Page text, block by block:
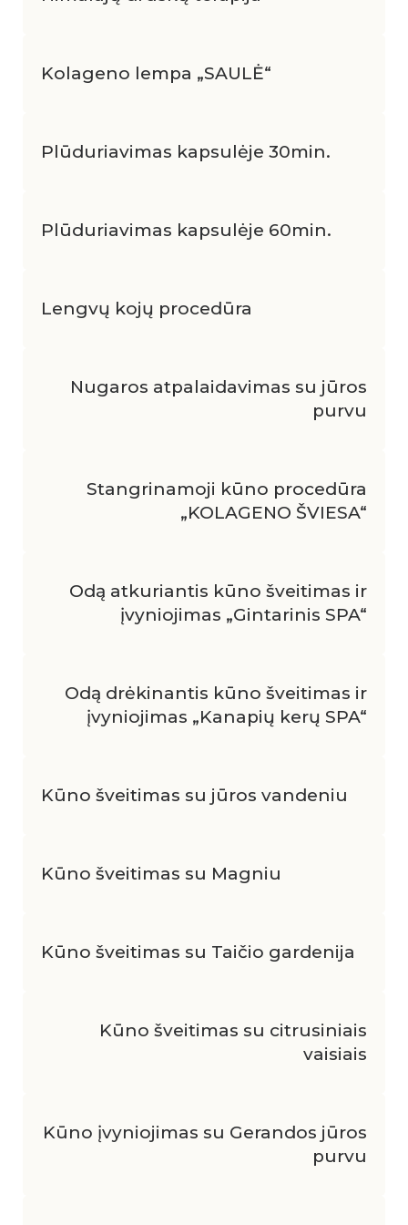
Kolageno lempa „SAULĖ“
Plūduriavimas kapsulėje 30min.
Plūduriavimas kapsulėje 60min.
Lengvų kojų procedūra
Nugaros atpalaidavimas su jūros
purvu
Stangrinamoji kūno procedūra
„KOLAGENO ŠVIESA“
Odą atkuriantis kūno šveitimas ir
įvyniojimas „Gintarinis SPA“
Odą drėkinantis kūno šveitimas ir
įvyniojimas „Kanapių kerų SPA“
Kūno šveitimas su jūros vandeniu
Kūno šveitimas su Magniu
Kūno šveitimas su Taičio gardenija
Kūno šveitimas su citrusiniais
vaisiais
Kūno įvyniojimas su Gerandos jūros
purvu